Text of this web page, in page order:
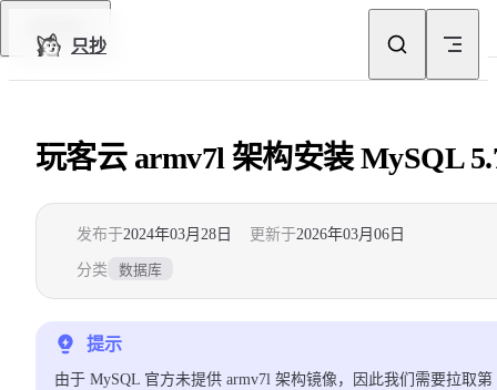
只抄
玩客云 armv7l 架构安装 MySQL
发布于2024年03月28日 更新于2026年03月06日
分类 数据库
提示
由于 MySQL 官方未提供 armv7l 架构镜像，因此我们需要拉取第